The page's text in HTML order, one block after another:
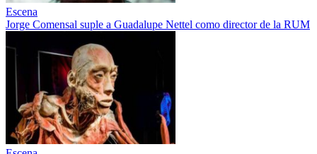
Escena
Jorge Comensal suple a Guadalupe Nettel como director de la RUM